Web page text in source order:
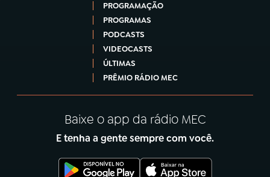
PROGRAMAÇÃO
PROGRAMAS
PODCASTS
VIDEOCASTS
ÚLTIMAS
PRÊMIO RÁDIO MEC
Baixe o app da rádio MEC
E tenha a gente sempre com você.